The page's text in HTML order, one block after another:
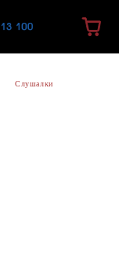
Слушалки